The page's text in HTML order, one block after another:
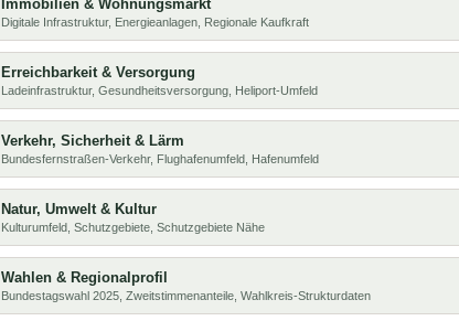
Immobilien & Wohnungsmarkt
Digitale Infrastruktur, Energieanlagen, Regionale Kaufkraft
Erreichbarkeit & Versorgung
Ladeinfrastruktur, Gesundheitsversorgung, Heliport-Umfeld
Verkehr, Sicherheit & Lärm
Bundesfernstraßen-Verkehr, Flughafenumfeld, Hafenumfeld
Natur, Umwelt & Kultur
Kulturumfeld, Schutzgebiete, Schutzgebiete Nähe
Wahlen & Regionalprofil
Bundestagswahl 2025, Zweitstimmenanteile, Wahlkreis-Strukturdaten